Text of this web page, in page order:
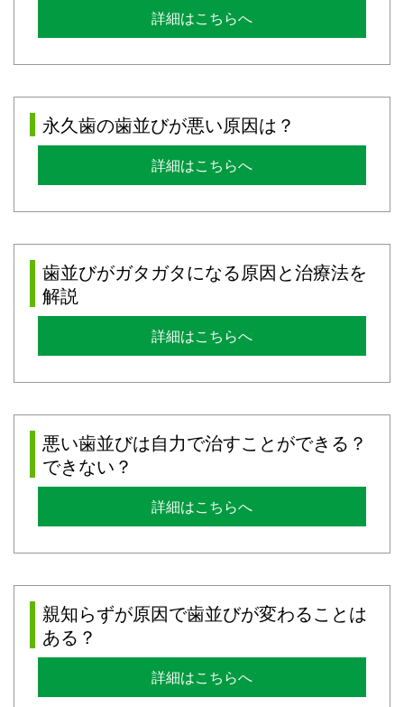
詳細はこちらへ
永久歯の歯並びが悪い原因は？
詳細はこちらへ
歯並びがガタガタになる原因と治療法を
解説
詳細はこちらへ
悪い歯並びは自力で治すことができる？
できない？
詳細はこちらへ
親知らずが原因で歯並びが変わることは
ある？
詳細はこちらへ